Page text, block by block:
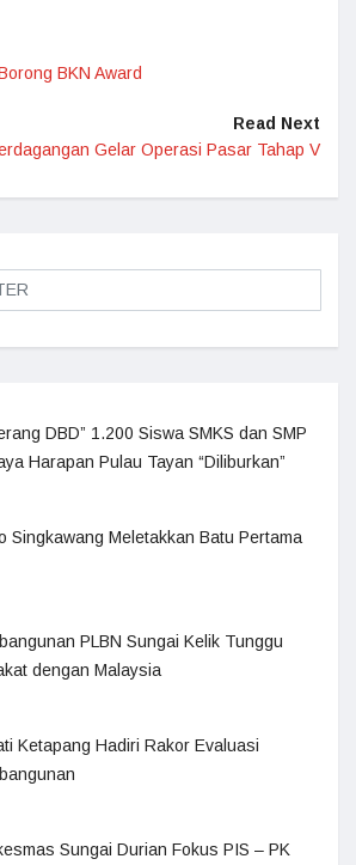
BKN Award
Read Next
Gelar Operasi Pasar Tahap V
DBD” 1.200 Siswa SMKS dan SMP
Harapan Pulau Tayan “Diliburkan”
Singkawang Meletakkan Batu Pertama
PLBN Sungai Kelik Tunggu
dengan Malaysia
Ketapang Hadiri Rakor Evaluasi
Sungai Durian Fokus PIS – PK